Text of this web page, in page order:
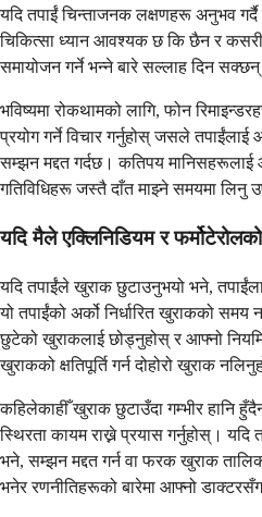
यदि तपाईं चिन्ताजनक लक्षणहरू अनुभव
चिकित्सा ध्यान आवश्यक छ कि छैन र
समायोजन गर्ने भन्ने बारे सल्लाह दिन
भविष्यमा रोकथामको लागि, फोन
प्रयोग गर्ने विचार गर्नुहोस् जसले
सम्झन मद्दत गर्दछ। कतिपय
गतिविधिहरू जस्तै दाँत माझ्ने समयमा लिनु
यदि मैले एक्लिनिडियम र
यदि तपाईंले खुराक छुटाउनुभयो भने,
यो तपाईंको अर्को निर्धारित खुराकको
छुटेको खुराकलाई छोड्नुहोस् र आफ्नो
खुराकको क्षतिपूर्ति गर्न दोहोरो खुराक
कहिलेकाहीँ खुराक छुटाउँदा गम्भीर हानि
स्थिरता कायम राख्ने प्रयास गर्नुहोस्। यदि
भने, सम्झन मद्दत गर्न वा फरक खुराक
भनेर रणनीतिहरूको बारेमा आफ्नो डाक्टरसँग